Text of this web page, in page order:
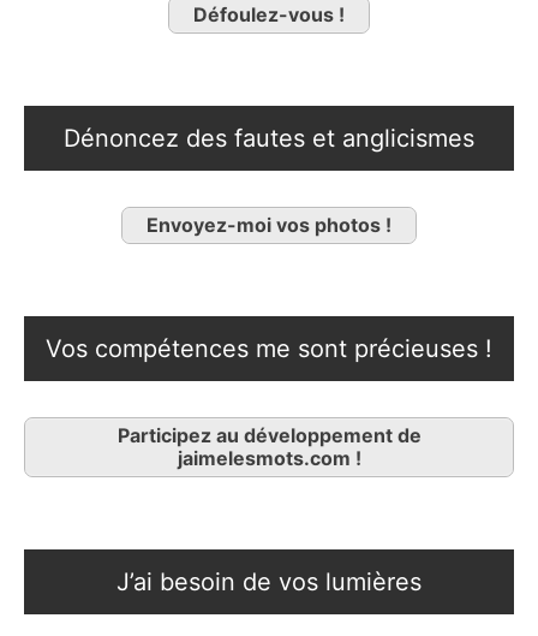
Défoulez-vous !
Dénoncez des fautes et anglicismes
Envoyez-moi vos photos !
Vos compétences me sont précieuses !
Participez au développement de
jaimelesmots.com !
J’ai besoin de vos lumières